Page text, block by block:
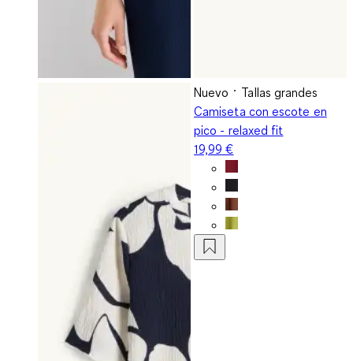
Nuevo
Tallas grandes
Camiseta con escote en
pico - relaxed fit
19,99 €